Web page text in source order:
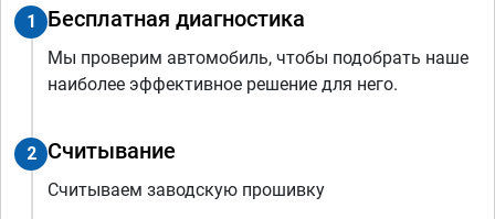
1 Бесплатная диагностика
Мы проверим автомобиль, чтобы подобрать наше
наиболее эффективное решение для него.
2 Считывание
Считываем заводскую прошивку